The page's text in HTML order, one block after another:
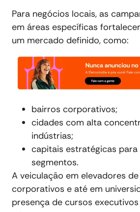
Para negócios locais, as
em áreas específicas
um mercado definido, como:
bairros corporativos;
cidades com alta
indústrias;
capitais estratégicas
segmentos.
A veiculação em elevadores
corporativos e até em
presença de cursos